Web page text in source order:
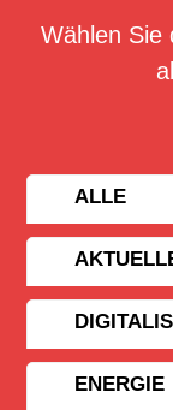
Wählen Sie
ALLE
ENERGIE